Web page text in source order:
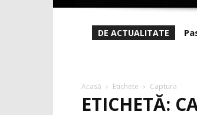
DE ACTUALITATE
Acasă Etichete Captura
ETICHETĂ: